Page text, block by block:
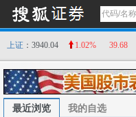
上证 ：3940.04 1.02% 39.68
最近浏览 我的自选